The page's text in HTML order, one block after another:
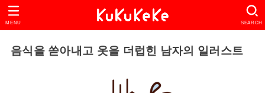
SEARCH
MENU
음식을 쏟아내고 옷을 더럽힌 남자의 일러스트